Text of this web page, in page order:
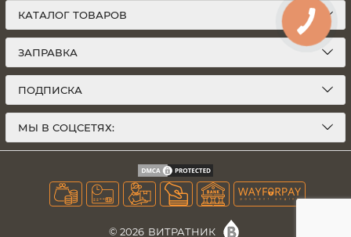
КАТАЛОГ ТОВАРОВ
ЗАПРАВКА
ПОДПИСКА
МЫ В СОЦСЕТЯХ:
© 2026 ВИТРАТНИК